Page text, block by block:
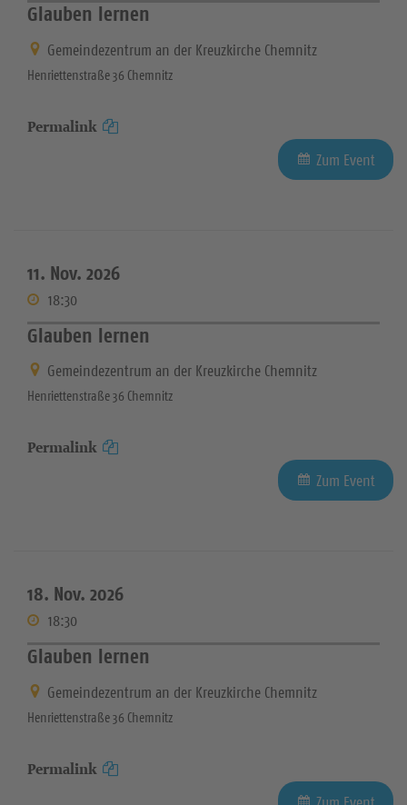
Glauben lernen
Gemeindezentrum an der Kreuzkirche Chemnitz
Henriettenstraße 36 Chemnitz
Permalink
Zum Event
11. Nov. 2026
18:30
Glauben lernen
Gemeindezentrum an der Kreuzkirche Chemnitz
Henriettenstraße 36 Chemnitz
Permalink
Zum Event
18. Nov. 2026
18:30
Glauben lernen
Gemeindezentrum an der Kreuzkirche Chemnitz
Henriettenstraße 36 Chemnitz
Permalink